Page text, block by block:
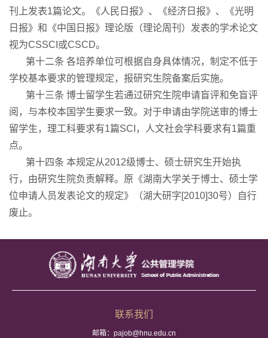
刊上发表1篇论文。《人民日报》、《经济日报》、《光明
日报》和《中国日报》理论版（理论周刊）发表的学术论文
视为CSSCI或CSCD。
第十二条 各培养单位可根据自身具体情况，制定不低于
学校基本要求的管理规定，报研究生院备案后实施。
第十三条 博士留学生若通过研究生院申请盲评和免盲评
阅，与本校本国学生要求一致。对于申请由学院送审的博士
留学生，理工科要求有1篇SCI，人文社会学科要求有1篇重
点。
第十四条 本规定从2012级博士、硕士研究生开始执
行，由研究生院负责解释。原《湖南大学关于博士、硕士学
位申请人员发表论文的规定》（湖大研字[2010]30号）自行
废止。
联系我们
邮箱：pajob@hnu.edu.cn